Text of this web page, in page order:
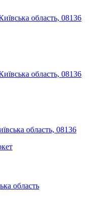
область, 08136
область, 08136
область, 08136
область